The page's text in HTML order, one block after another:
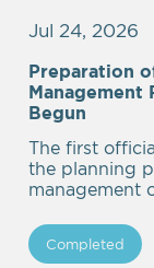
Jul 24, 2026
Preparation
Management
Begun
The first
the planning
management
Completed